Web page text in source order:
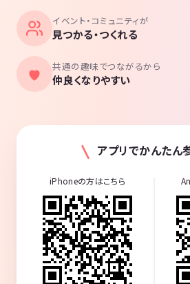
イベント・コミュニティが
見つかる・つくれる
共通の趣味でつながるから
仲良くなりやすい
アプリでかんたん
iPhoneの方はこちら